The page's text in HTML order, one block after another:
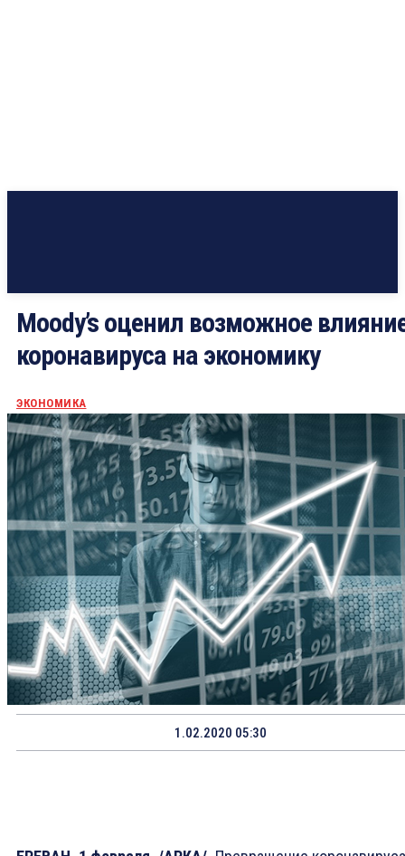
Moody’s оценил возможное
коронавируса на экономику
ЭКОНОМИКА
1.02.2020 05:30